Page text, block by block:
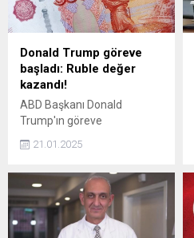
Donald Trump göreve
başladı: Ruble değer
kazandı!
ABD Başkanı Donald
Trump'ın göreve
rublesi değer kazanıyor.
21.01.2025